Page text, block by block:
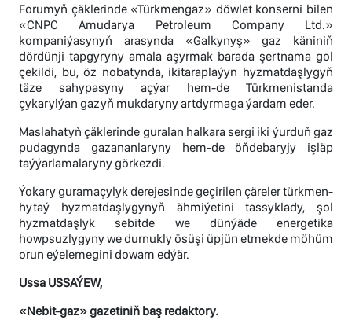
Forumyň çäklerinde «Türkmengaz» döwlet konserni bilen
«CNPC Amudarya Petroleum Company Ltd.»
kompaniýasynyň arasynda «Galkynyş» gaz käniniň
dördünji tapgyryny amala aşyrmak barada şertnama gol
çekildi, bu, öz nobatynda, ikitaraplaýyn hyzmatdaşlygyň
täze sahypasyny açýar hem-de Türkmenistanda
çykarylýan gazyň mukdaryny artdyrmaga ýardam eder.
Maslahatyň çäklerinde guralan halkara sergi iki ýurduň gaz
pudagynda gazananlaryny hem-de öňdebaryjy işläp
taýýarlamalaryny görkezdi.
Ýokary guramaçylyk derejesinde geçirilen çäreler türkmen-
hytaý hyzmatdaşlygynyň ähmiýetini tassyklady, şol
hyzmatdaşlyk sebitde we dünýäde energetika
howpsuzlygyny we durnukly ösüşi üpjün etmekde möhüm
orun eýelemegini dowam edýär.
Ussa USSAÝEW,
«Nebit-gaz» gazetiniň baş redaktory.